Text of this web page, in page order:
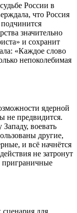
России в
что Россия
подчинится
значительно
и сохранит
«Каждое слово
непоколебимая
ядерной
не предвидится.
воевать
другие,
и всё начнётся
не затронут
приграничные
для